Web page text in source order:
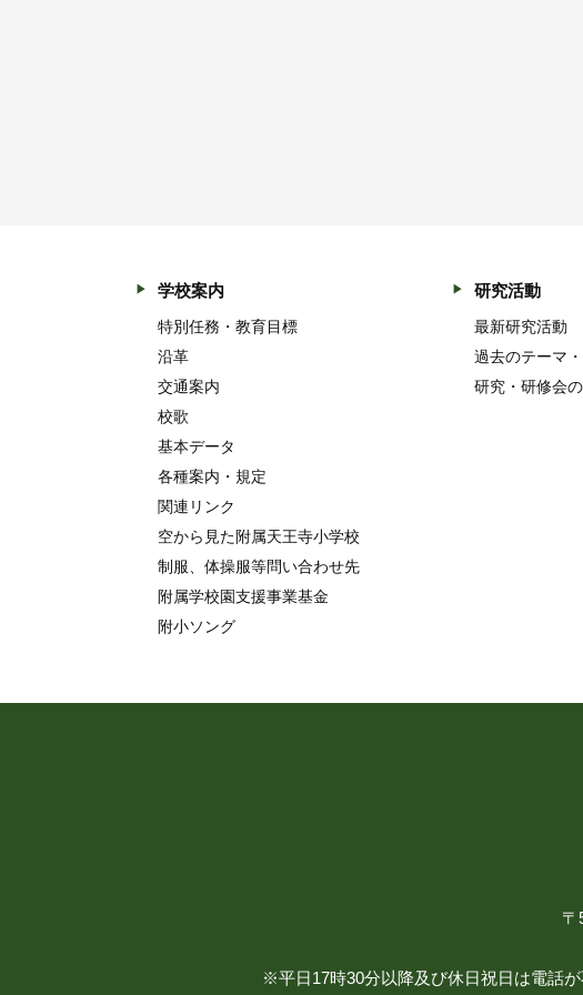
学校案内
特別任務・教育目標
沿革
交通案内
校歌
基本データ
各種案内・規定
関連リンク
空から見た附属天王寺小学校
制服、体操服等問い合わせ先
附属学校園支援事業基金
附小ソング
研究活動
最新研究活動
過去のテーマ
研究・研修会
※平日17時30分以降及び休日祝日は電話